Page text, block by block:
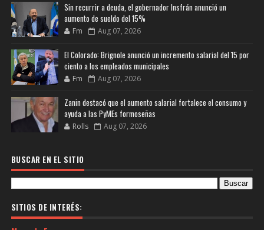
Sin recurrir a deuda, el gobernador Insfrán anunció un
aumento de sueldo del 15%
Fm Aug 07, 2026
El Colorado: Brignole anunció un incremento salarial del 15 por
ciento a los empleados municipales
Fm Aug 07, 2026
Zanin destacó que el aumento salarial fortalece el consumo y
ayuda a las PyMEs formoseñas
Rolls Aug 07, 2026
BUSCAR EN EL SITIO
SITIOS DE INTERÉS: